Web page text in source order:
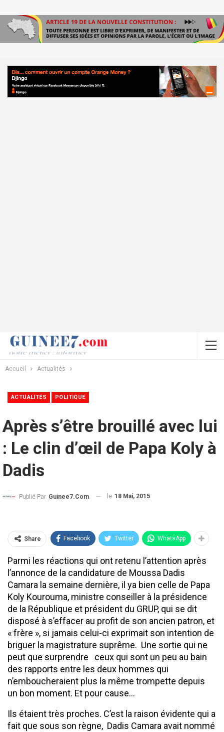
Accueil Actualités
ACTUALITÉS POLITIQUE
Après s’être brouillé avec lui
: Le clin d’œil de Papa Koly à
Dadis
Publié Par Guinee7.com le 18 Mai, 2015
Share Facebook Twitter WhatsApp
Parmi les réactions qui ont retenu l’attention après
l’annonce de la candidature de Moussa Dadis
Camara la semaine dernière, il ya bien celle de Papa
Koly Kourouma, ministre conseiller à la présidence
de la République et président du GRUP, qui se dit
disposé à s’effacer au profit de son ancien patron, et
« frère », si jamais celui-ci exprimait son intention de
briguer la magistrature suprême. Une sortie qui ne
peut que surprendre ceux qui sont un peu au bain
des rapports entre les deux hommes qui
n’emboucheraient plus la même trompette depuis
un bon moment. Et pour cause…
Ils étaient très proches. C’est la raison évidente qui a
fait que sous son règne, Dadis Camara avait nommé